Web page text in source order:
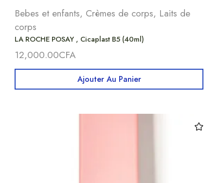
Bebes et enfants, Crèmes de corps, Laits de
corps
LA ROCHE POSAY , Cicaplast B5 (40ml)
12,000.00CFA
Ajouter Au Panier